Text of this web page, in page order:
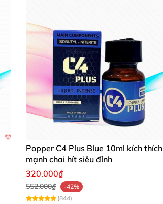
Popper C4 Plus Blue 10ml kích thích
mạnh chai hít siêu đỉnh
320.000₫
552.000₫
-42%
(844)